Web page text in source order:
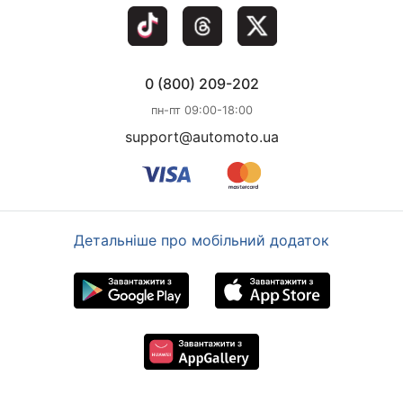
0 (800) 209-202
пн-пт 09:00-18:00
support@automoto.ua
Детальніше про мобільний додаток